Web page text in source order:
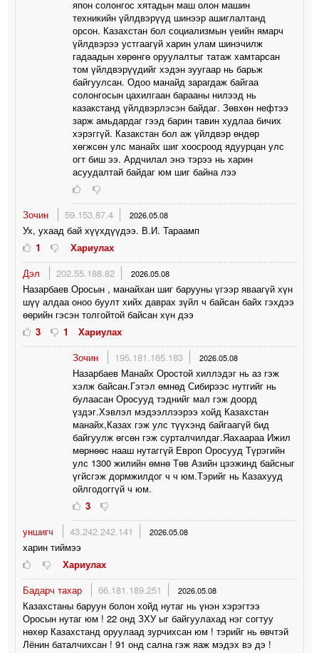
япон солонгос хятадын маш олон машин
техникийн үйлдвэрүүд шинээр ашиглалтанд
орсон. Казахстан бол социализмын үеийн ямарч
үйлдвэрээ устгаагүй харин улам шинэчилж
гадаадын хөрөнгө оруулалтыг татаж хамтарсан
том үйлдвэрүүдийг хэдэн зуугаар нь барьж
байгуулсан. Одоо манайд зарагдаж байгаа
солонгосын цахилгаан барааны нилээд нь
казакстанд үйлдвэрлэсэн байдаг. Зөвхөн нефтээ
зарж амьдардаг гээд барин тавин худлаа бичих
хэрэггүй. Казакстан бол аж үйлдвэр өндөр
хөгжсөн улс манайх шиг хоосроод ядуурцан улс
огт биш ээ. Ардчилал энэ тэрээ нь харин
асуудалтай байдаг юм шиг байна лээ
Зочин 59.153.87.4 2026.05.08
Ух, ухаад бай хүүхдүүдээ. В.И. Тараамп
1
Хариулах
Дэл
202.55.188.82 2026.05.08
Назарбаев Оросын , манайхан шиг барууны үгээр яваагүй хүн
шүү алдаа оноо буулт хийх даврах зүйл ч байсан байх гэхдээ
өөрийн гэсэн толгойтой байсан хүн дээ
3
1
Хариулах
Зочин
195.181.165.183 2026.05.08
Назарбаев Манайх Оростой хиллэдэг нь аз гэж
хэлж байсан.Гэтэл өмнөд Сибирээс нутгийг нь
булаасан Оросууд тэднийг мал гэж доорд
үздэг.Хэвлэл мэдээллээрээ хойд Казахстан
манайх,Казах гэж улс түүхэнд байгаагүй бид
байгуулж өгсөн гэж сурталчилдаг.Яахаараа Ижил
мөрнөөс нааш нутаггүй Европ Оросууд Түрэгийн
улс 1300 жилийн өмнө Төв Азийн цээжинд байсныг
үгйсгэж дормжилдог ч ч юм.Тэрийг нь Казахууд
ойлгодоггүй ч юм.
3
уншигч
43.242.242.141 2026.05.08
харин тиймээ
Хариулах
Бадарч тахар
66.181.189.251 2026.05.08
Казахстаны баруун болон хойд нутаг нь үнэн хэрэгтээ
Оросын нутаг юм ! 22 онд ЗХУ ыг байгуулахад нэг согтуу
нөхөр Казахстанд оруулаад зурчихсан юм ! тэрийг нь өвчтэй
Лёнин баталчихсан ! 91 онд сална гэж яаж мэдэх вэ дэ !